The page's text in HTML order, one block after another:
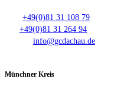
+49(0)81 31 108 79
+49(0)81 31 264 94
info@gcdachau.de
Münchner Kreis